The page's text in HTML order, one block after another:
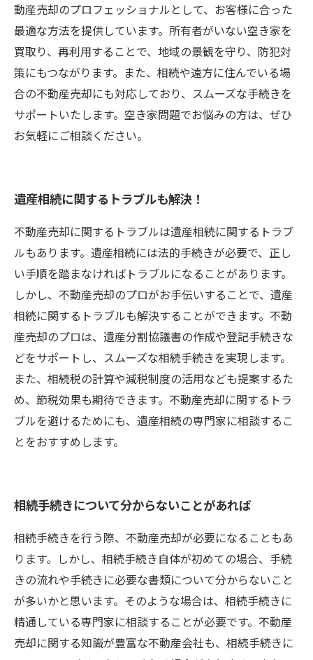
動産売却のプロフェッショナルとして、お客様に合った
最適な方法を提供しています。所有者がいない空き家を
買取り、再利用することで、地域の景観を守り、防犯対
策にもつながります。また、相続や遠方に住んでいる場
合の不動産売却にも対応しており、スムーズな手続きを
サポートいたします。空き家問題でお悩みの方は、ぜひ
お気軽にご相談ください。
遺産相続に関するトラブルも解決！
不動産売却に関するトラブルは遺産相続に関するトラブ
ルもあります。遺産相続には法的手続きが必要で、正し
い手順を踏まなければトラブルになることがあります。
しかし、不動産売却のプロがお手伝いすることで、遺産
相続に関するトラブルも解決することができます。不動
産売却のプロは、遺産分割協議書の作成や登記手続きな
どをサポートし、スムーズな相続手続きを実現します。
また、相続税の計算や減税制度の活用なども提案するた
め、節税効果も期待できます。不動産売却に関するトラ
ブルを避けるためにも、遺産相続の専門家に相談するこ
とをおすすめします。
相続手続きについて分からないことがあれば
相続手続きを行う際、不動産売却が必要になることもあ
ります。しかし、相続手続き自体が初めての場合、手続
きの流れや手続きに必要な書類について分からないこと
が多いかと思います。そのような場合は、相続手続きに
精通している専門家に相談することが必要です。不動産
売却に関する知識が豊富な不動産会社も、相続手続きに